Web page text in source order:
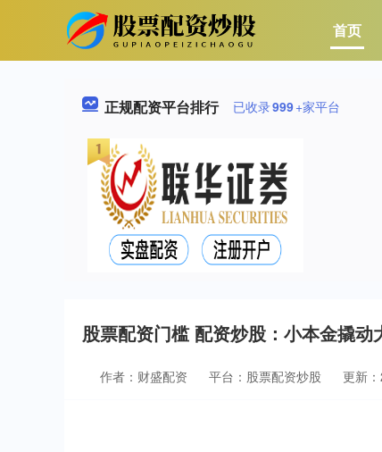
首页
正规配资平台排行 已收录999+家平台
股票配资门槛 配资炒股：小本金撬
作者：财盛配资 平台：股票配资炒股 更新